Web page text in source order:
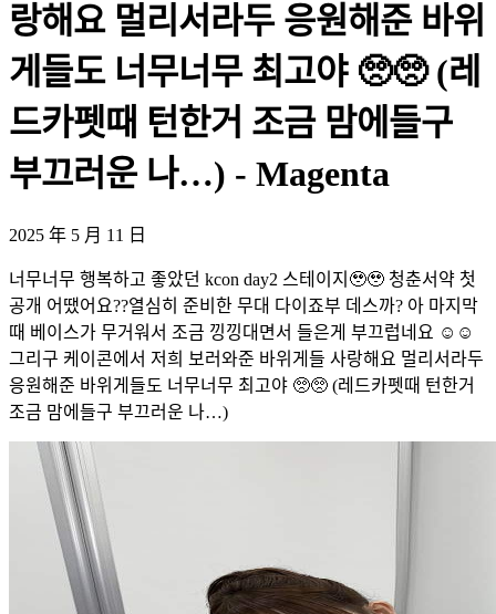
랑해요 멀리서라두 응원해준 바위
게들도 너무너무 최고야 🥺🥺 (레
드카펫때 턴한거 조금 맘에들구
부끄러운 나…) - Magenta
2025 年 5 月 11 日
너무너무 행복하고 좋았던 kcon day2 스테이지🥹🥹 청춘서약 첫
공개 어땠어요??열심히 준비한 무대 다이죠부 데스까? 아 마지막
때 베이스가 무거워서 조금 낑낑대면서 들은게 부끄럽네요 ☺️☺️
그리구 케이콘에서 저희 보러와준 바위게들 사랑해요 멀리서라두
응원해준 바위게들도 너무너무 최고야 🥺🥺 (레드카펫때 턴한거
조금 맘에들구 부끄러운 나…)